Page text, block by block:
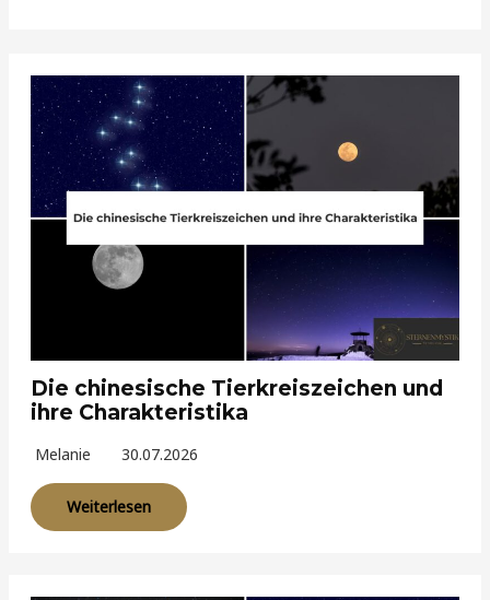
Die chinesische Tierkreiszeichen und
ihre Charakteristika
Melanie 30.07.2026
Weiterlesen